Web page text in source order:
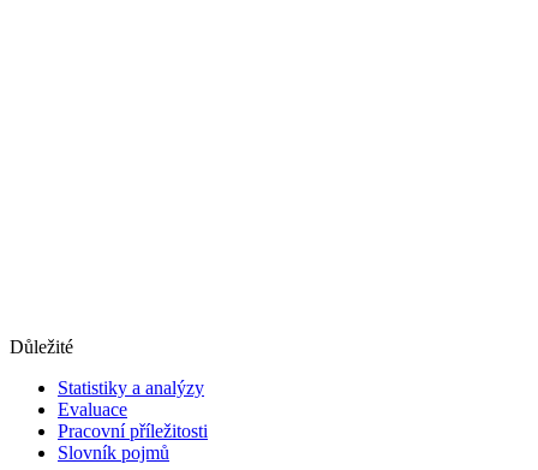
Důležité
Statistiky a analýzy
Evaluace
Pracovní příležitosti
Slovník pojmů